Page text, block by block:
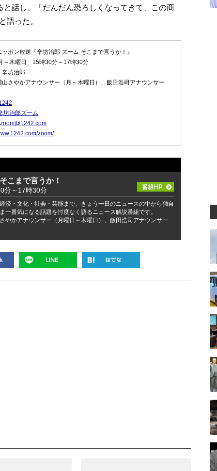
と話し、「だんだん恐ろしくなってきて、この商
語った。
ポン放送『辛坊治郎 ズーム そこまで言うか！』
～木曜日 15時30分～17時30分
辛坊治郎
さやかアナウンサー（月～木曜日）、飯田浩司アナウンサー
坊治郎ズーム
zoom@1242.com
zoom/
こまで言うか！
分～17時30分
済・文化・社会・芸能まで、きょう一日のニュースの中から独自
一番気になる話題を忖度なく語るニュース解説番組です。
やかアナウンサー（月曜日～木曜日）、飯田浩司アナウンサー